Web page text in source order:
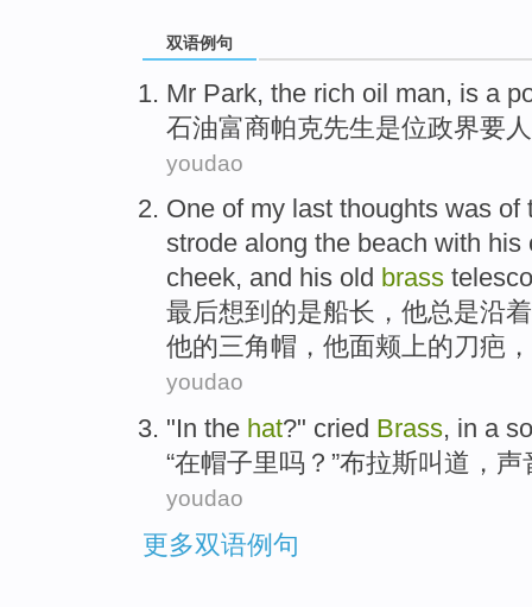
双语例句
Mr Park, the rich oil man, is a
石油富商帕克先生是位政界要人
youdao
One of my last thoughts was of
strode along the beach with his
cheek, and his old brass
最后想到 的是船长 ， 他总是沿着
他的三角帽 ，他面颊上的刀疤，
youdao
"In the hat?" cried Brass, in a
“在帽子里吗？”布拉斯叫道 ，
youdao
更多双语例句